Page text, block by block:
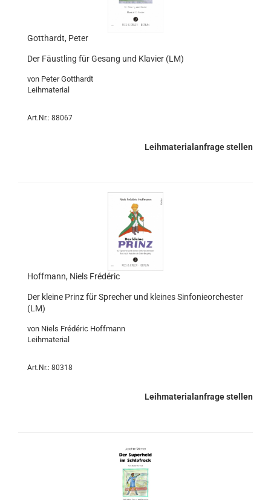
Gotthardt, Peter
Der Fäustling für Gesang und Klavier (LM)
von Peter Gotthardt
Leihmaterial
Art.Nr.: 88067
Leihmaterialanfrage stellen
Hoffmann, Niels Frédéric
Der kleine Prinz für Sprecher und kleines Sinfonieorchester
(LM)
von Niels Frédéric Hoffmann
Leihmaterial
Art.Nr.: 80318
Leihmaterialanfrage stellen